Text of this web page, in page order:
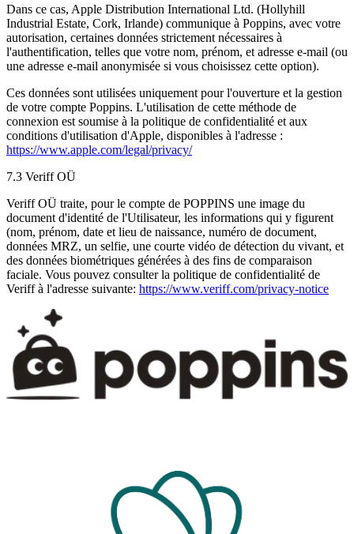
Dans ce cas, Apple Distribution International Ltd. (Hollyhill
Industrial Estate, Cork, Irlande) communique à Poppins, avec votre
autorisation, certaines données strictement nécessaires à
l'authentification, telles que votre nom, prénom, et adresse e-mail (ou
une adresse e-mail anonymisée si vous choisissez cette option).
Ces données sont utilisées uniquement pour l'ouverture et la gestion
de votre compte Poppins. L'utilisation de cette méthode de
connexion est soumise à la politique de confidentialité et aux
conditions d'utilisation d'Apple, disponibles à l'adresse :
https://www.apple.com/legal/privacy/
7.3 Veriff OÜ
Veriff OÜ traite, pour le compte de POPPINS une image du
document d'identité de l'Utilisateur, les informations qui y figurent
(nom, prénom, date et lieu de naissance, numéro de document,
données MRZ, un selfie, une courte vidéo de détection du vivant, et
des données biométriques générées à des fins de comparaison
faciale. Vous pouvez consulter la politique de confidentialité de
Veriff à l'adresse suivante: https://www.veriff.com/privacy-notice